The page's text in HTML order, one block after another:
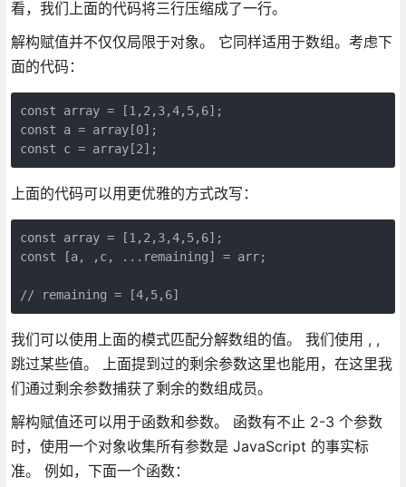
看，我们上面的代码将三行压缩成了一行。
解构赋值并不仅仅局限于对象。 它同样适用于数组。考虑下
面的代码：
const array = [1,2,3,4,5,6];
const a = array[0];
const c = array[2];
上面的代码可以用更优雅的方式改写：
const array = [1,2,3,4,5,6];
const [a, ,c, ...remaining] = arr;
// remaining = [4,5,6]
我们可以使用上面的模式匹配分解数组的值。 我们使用 , ,
跳过某些值。 上面提到过的剩余参数这里也能用，在这里我
们通过剩余参数捕获了剩余的数组成员。
解构赋值还可以用于函数和参数。 函数有不止 2-3 个参数
时，使用一个对象收集所有参数是 JavaScript 的事实标
准。 例如，下面一个函数：